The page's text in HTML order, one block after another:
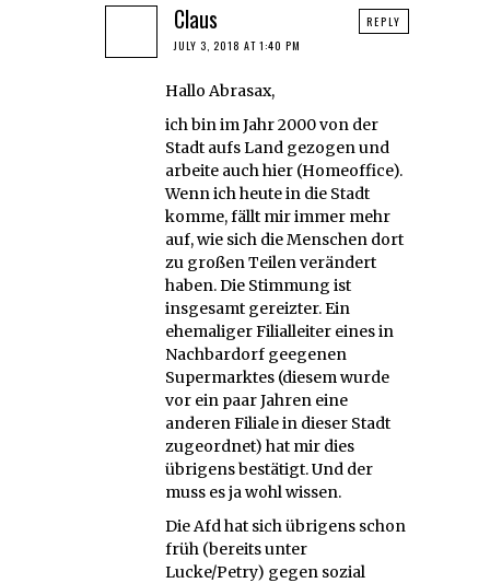
Claus
JULY 3, 2018 AT 1:40 PM
Hallo Abrasax,
ich bin im Jahr 2000 von der
Stadt aufs Land gezogen und
arbeite auch hier (Homeoffice).
Wenn ich heute in die Stadt
komme, fällt mir immer mehr
auf, wie sich die Menschen dort
zu großen Teilen verändert
haben. Die Stimmung ist
insgesamt gereizter. Ein
ehemaliger Filialleiter eines in
Nachbardorf geegenen
Supermarktes (diesem wurde
vor ein paar Jahren eine
anderen Filiale in dieser Stadt
zugeordnet) hat mir dies
übrigens bestätigt. Und der
muss es ja wohl wissen.
Die Afd hat sich übrigens schon
früh (bereits unter
Lucke/Petry) gegen sozial
REPLY